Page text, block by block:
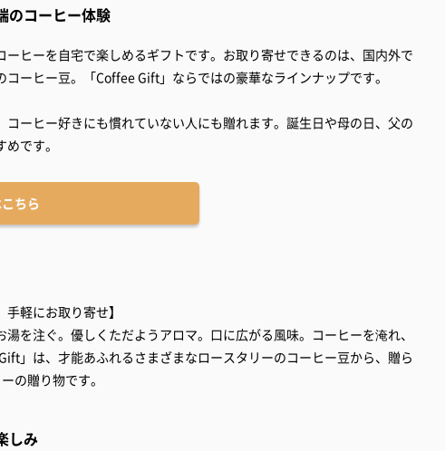
のコーヒー体験
ヒーを自宅で楽しめるギフトです。お取り寄せできるのは、国内外で
ーヒー豆。「Coffee Gift」ならではの豪華なラインナップです。
ーヒー好きにも慣れていない人にも贈れます。誕生日や母の日、父の
ちら
軽にお取り寄せ】
を注ぐ。優しくただようアロマ。口に広がる風味。コーヒーを淹れ、
」は、才能あふれるさまざまなロースタリーのコーヒー豆から、贈ら
の贈り物です。
しみ